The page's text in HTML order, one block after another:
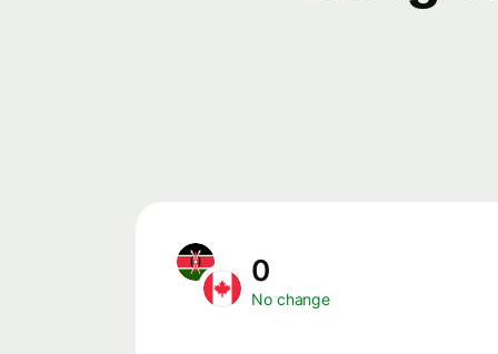
0
No change